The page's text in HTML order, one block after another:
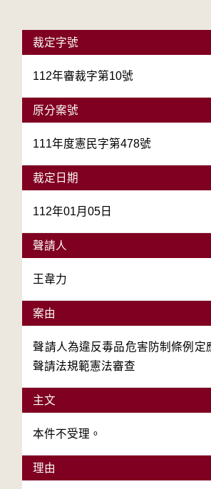
裁定字號
112年審裁字第10號
原分案號
111年度憲民字第478號
裁定日期
112年01月05日
聲請人
王韋力
案由
聲請人為違反毒品危害防制條例定
聲請法規範憲法審查
主文
本件不受理。
理由